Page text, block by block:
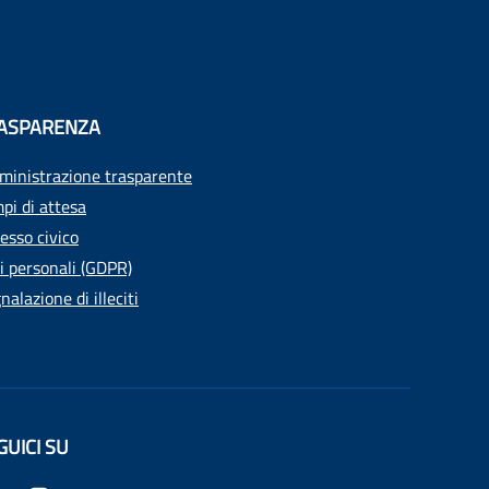
trasparente
di attesa
civico
personali (GDPR)
di illeciti
SU